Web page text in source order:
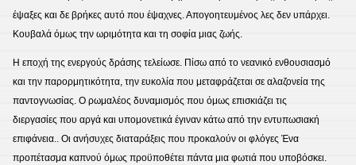
έψαξες και δε βρήκες αυτό που έψαχνες. Απογοητευμένος λες δεν υπάρχει.
Κουβαλά όμως την ωριμότητα και τη σοφία μιας ζωής.
Η εποχή της ενεργούς δράσης τελείωσε. Πίσω από το νεανικό ενθουσιασμό
και την παρορμητικότητα, την ευκολία που μεταφράζεται σε αλαζονεία της
παντογνωσίας. Ο ρωμαλέος δυναμισμός που όμως επισκιάζει τις
διεργασίες που αργά και υπομονετικά έγιναν κάτω από την εντυπωσιακή
επιφάνεια.. Οι ανήσυχες διαταράξεις που προκαλούν οι φλόγες Ένα
προπέτασμα καπνού όμως προϋποθέτει πάντα μια φωτιά που υποβόσκει.